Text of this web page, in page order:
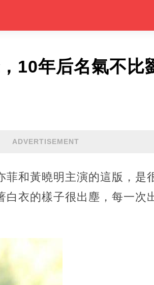
10年后名氣不比
ADVERTISEMENT
菲和黃曉明主演的這版，是
衣的樣子很出塵，每一次